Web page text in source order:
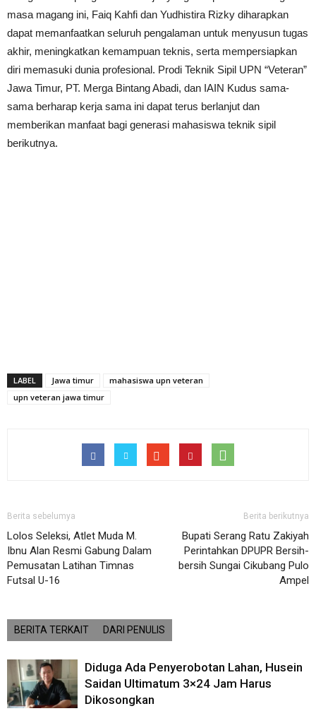
masa magang ini, Faiq Kahfi dan Yudhistira Rizky diharapkan
dapat memanfaatkan seluruh pengalaman untuk menyusun tugas
akhir, meningkatkan kemampuan teknis, serta mempersiapkan
diri memasuki dunia profesional. Prodi Teknik Sipil UPN “Veteran”
Jawa Timur, PT. Merga Bintang Abadi, dan IAIN Kudus sama-
sama berharap kerja sama ini dapat terus berlanjut dan
memberikan manfaat bagi generasi mahasiswa teknik sipil
berikutnya.
LABEL Jawa timur
mahasiswa upn veteran
upn veteran jawa timur
Berita sebelumya
Lolos Seleksi, Atlet Muda M.
Ibnu Alan Resmi Gabung Dalam
Pemusatan Latihan Timnas
Futsal U-16
Berita berikutnya
Bupati Serang Ratu Zakiyah
Perintahkan DPUPR Bersih-
bersih Sungai Cikubang Pulo
Ampel
BERITA TERKAIT DARI PENULIS
Diduga Ada Penyerobotan Lahan, Husein
Saidan Ultimatum 3×24 Jam Harus
Dikosongkan